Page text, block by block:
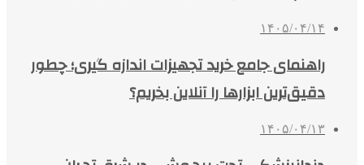
۱۴۰۵/۰۴/۱۴
راهنمای جامع خرید تجهیزات اندازه گیری؛ چطور
دقیق‌ترین ابزارها را آنلاین بخریم؟
۱۴۰۵/۰۴/۱۳